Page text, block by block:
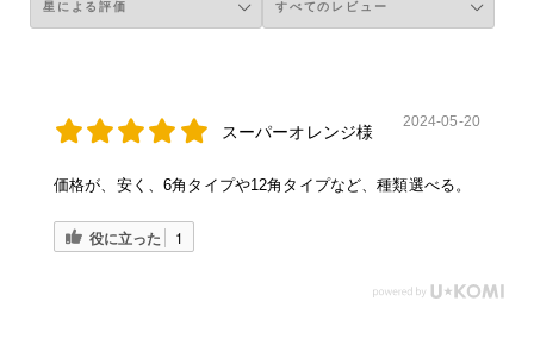
スーパーオレンジ様
2024-05-20
価格が、安く、6角タイプや12角タイプなど、種類選べる。
役に立った 1